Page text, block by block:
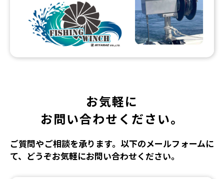
お気軽に
お問い合わせください。
ご質問やご相談を承ります。以下のメールフォームに
て、どうぞお気軽にお問い合わせください。